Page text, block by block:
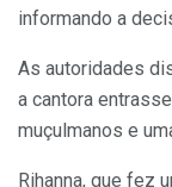
informando a
As autoridades
a cantora
muçulmanos e
Rihanna, que fez